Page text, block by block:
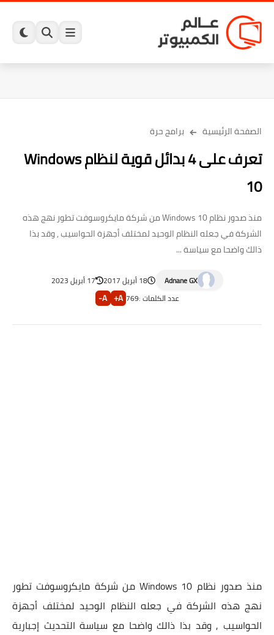
الصفحة الرئيسية برامج حرة
تعرف على 4 بدائل قوية لنظام Windows
10
منذ صدور نظام Windows 10 من شركة مايكروسوفت تطور نهج هذه
الشركة في جعله النظام الوحيد لمختلف أجهزة الحواسيب , وقد بذا
ذالك واضحا مع سياسة ...
Adnane GX 18 أبريل 2017
17 أبريل 2023
عدد الكلمات :769
A+
A-
منذ صدور نظام Windows 10 من شركة مايكروسوفت تطور
نهج هذه الشركة في جعله النظام الوحيد لمختلف أجهزة
الحواسيب , وقد بذا ذالك واضحا مع سياسة التحديث إجبارية